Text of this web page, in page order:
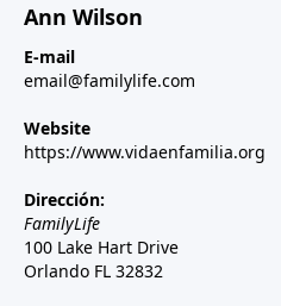
Ann Wilson
E-mail
email@familylife.com
Website
https://www.vidaenfamilia.org
Dirección:
FamilyLife
100 Lake Hart Drive
Orlando FL 32832